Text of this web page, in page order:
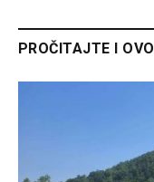
PROČITAJTE I OVO